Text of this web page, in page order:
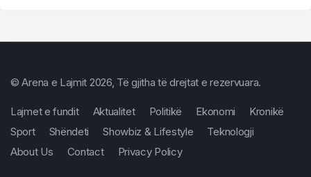
© Arena e Lajmit 2026, Të gjitha të drejtat e rezervuara.
Lajmet e fundit Aktualitet Politikë Ekonomi
Kronikë
Sport
Shëndeti Showbiz & Lifestyle
Teknologji
About Us
Contact Privacy Policy